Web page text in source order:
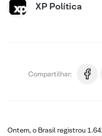
XP Política
Compartilhar:
Ontem, o Brasil registrou